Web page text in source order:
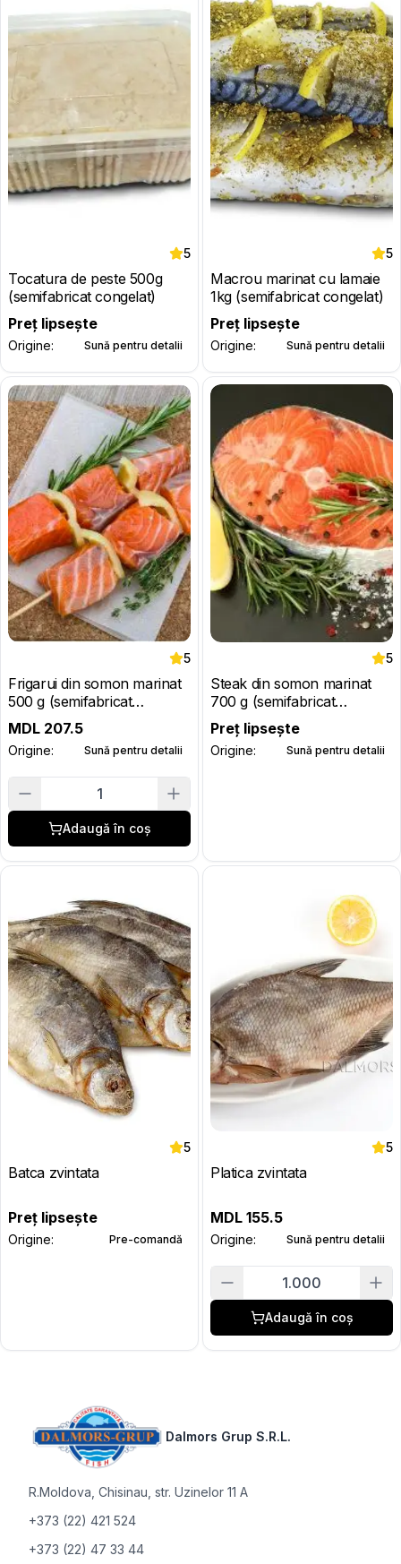
5
Tocatura de peste 500g
(semifabricat congelat)
Preț lipsește
Origine: Sună pentru detalii
5
Macrou marinat cu lamaie
1kg (semifabricat congelat)
Preț lipsește
Origine: Sună pentru detalii
5
Frigarui din somon marinat
500 g (semifabricat
congelat)
MDL 207.5
Origine: Sună pentru detalii
1
Adaugă în coș
5
Steak din somon marinat
700 g (semifabricat
congelat)
Preț lipsește
Origine: Sună pentru detalii
5
Batca zvintata
Preț lipsește
Origine: Pre-comandă
5
Platica zvintata
MDL 155.5
Origine: Sună pentru detalii
1.000
Adaugă în coș
Dalmors Grup S.R.L.
R.Moldova Chisinau, str. Uzinelor 11 A
+373 (22) 421 524
+373 (22) 47 33 44